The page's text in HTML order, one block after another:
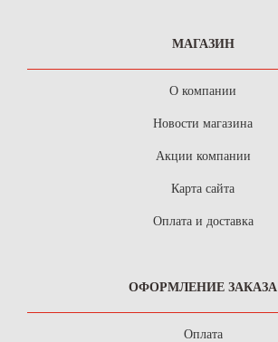
МАГАЗИН
О компании
Новости магазина
Акции компании
Карта сайта
Оплата и доставка
ОФОРМЛЕНИЕ ЗАКАЗА
Оплата